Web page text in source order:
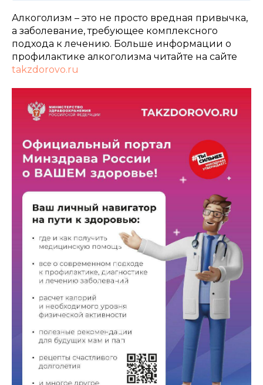
Алкоголизм – это не просто вредная привычка,
а заболевание, требующее комплексного
подхода к лечению. Больше информации о
профилактике алкоголизма читайте на сайте
takzdorovo.ru